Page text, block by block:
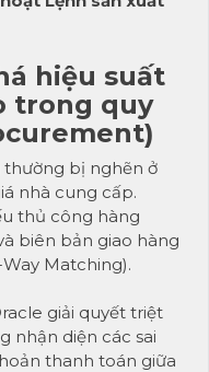
hiệu suất
trong quy
bị nghẽn ở
nhà cung cấp.
thủ công hàng
biên bản giao hàng
Matching).
giải quyết triệt
nhận diện các sai
thanh toán giữa